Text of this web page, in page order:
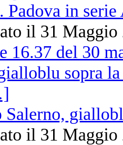
Padova in serie
il 31 Maggio
Salerno,
il 31 Maggio